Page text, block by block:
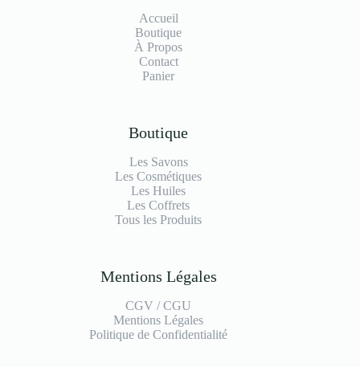
Accueil
Boutique
À Propos
Contact
Panier
Boutique
Les Savons
Les Cosmétiques
Les Huiles
Les Coffrets
Tous les Produits
Mentions Légales
CGV / CGU
Mentions Légales
Politique de Confidentialité